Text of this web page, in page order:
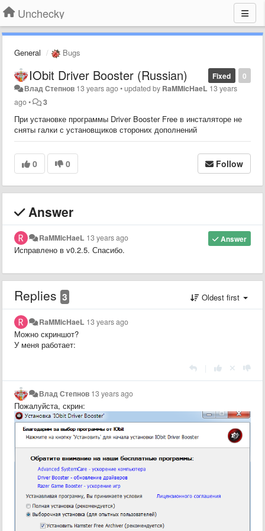
Unchecky
General Bugs
0
Fixed
IObit Driver Booster (Russian)
Влад Степнов 13 years ago•updated by RaMMicHaeL 13 years
ago• 3
При установке программы Driver Booster Free в инсталяторе не
сняты галки с установщиков стороних дополнений
0 0 Follow
Answer
Answer
RaMMicHaeL 13 years ago
Исправлено в v0.2.5. Спасибо.
Replies 3 Oldest first
RaMMicHaeL 13 years ago
Можно скриншот?
У меня работает:
Влад Степнов 13 years ago
Пожалуйста, скрин: